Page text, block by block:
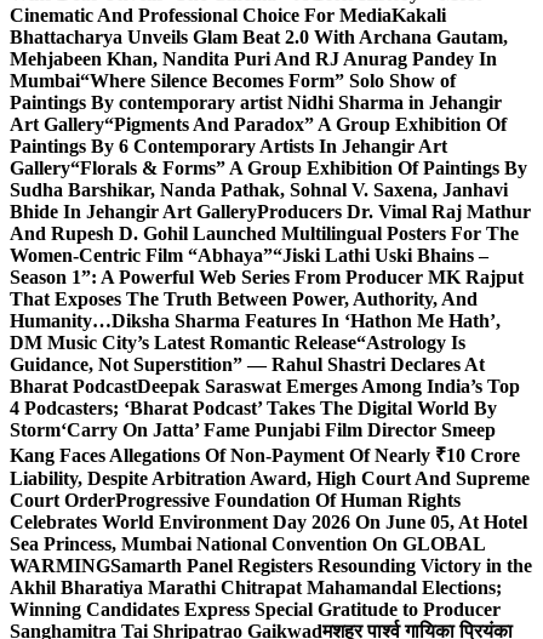
Cinematic And Professional Choice For MediaKakali
Bhattacharya Unveils Glam Beat 2.0 With Archana Gautam,
Mehjabeen Khan, Nandita Puri And RJ Anurag Pandey In
Mumbai“Where Silence Becomes Form” Solo Show of
Paintings By contemporary artist Nidhi Sharma in Jehangir
Art Gallery“Pigments And Paradox” A Group Exhibition Of
Paintings By 6 Contemporary Artists In Jehangir Art
Gallery“Florals & Forms” A Group Exhibition Of Paintings By
Sudha Barshikar, Nanda Pathak, Sohnal V. Saxena, Janhavi
Bhide In Jehangir Art GalleryProducers Dr. Vimal Raj Mathur
And Rupesh D. Gohil Launched Multilingual Posters For The
Women-Centric Film “Abhaya”“Jiski Lathi Uski Bhains –
Season 1”: A Powerful Web Series From Producer MK Rajput
That Exposes The Truth Between Power, Authority, And
Humanity…Diksha Sharma Features In ‘Hathon Me Hath’,
DM Music City’s Latest Romantic Release“Astrology Is
Guidance, Not Superstition” — Rahul Shastri Declares At
Bharat PodcastDeepak Saraswat Emerges Among India’s Top
4 Podcasters; ‘Bharat Podcast’ Takes The Digital World By
Storm‘Carry On Jatta’ Fame Punjabi Film Director Smeep
Kang Faces Allegations Of Non-Payment Of Nearly ₹10 Crore
Liability, Despite Arbitration Award, High Court And Supreme
Court OrderProgressive Foundation Of Human Rights
Celebrates World Environment Day 2026 On June 05, At Hotel
Sea Princess, Mumbai National Convention On GLOBAL
WARMINGSamarth Panel Registers Resounding Victory in the
Akhil Bharatiya Marathi Chitrapat Mahamandal Elections;
Winning Candidates Express Special Gratitude to Producer
Sanghamitra Tai Shripatrao Gaikwadमशहूर पार्श्व गायिका प्रियंका